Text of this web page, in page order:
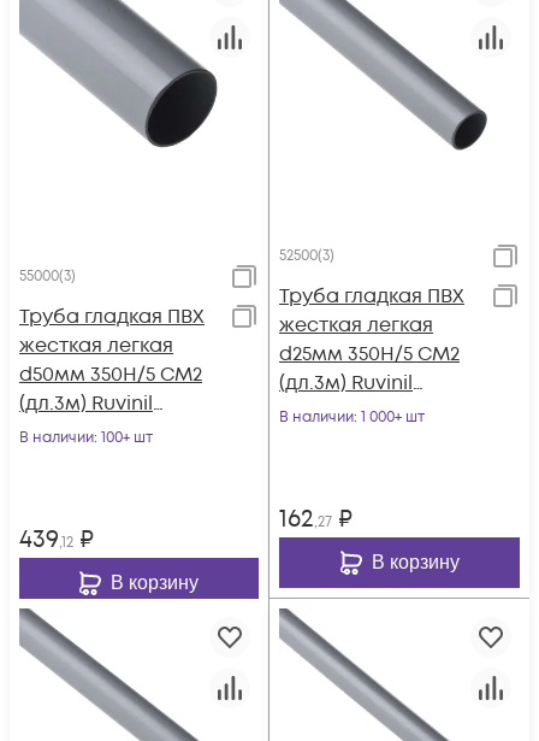
55000(3)
Труба гладкая ПВХ
жесткая легкая
d50мм 350Н/5 СМ2
(дл.3м) Ruvinil
55000(3)
В наличии: 100+ шт
439,12 ₽
В корзину
52500(3)
Труба гладкая ПВХ
жесткая легкая
d25мм 350Н/5 СМ2
(дл.3м) Ruvinil
52500(3)
В наличии: 1 000+ шт
162,27 ₽
В корзину